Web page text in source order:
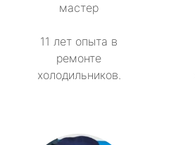
мастер
11 лет опыта в
ремонте
холодильников.